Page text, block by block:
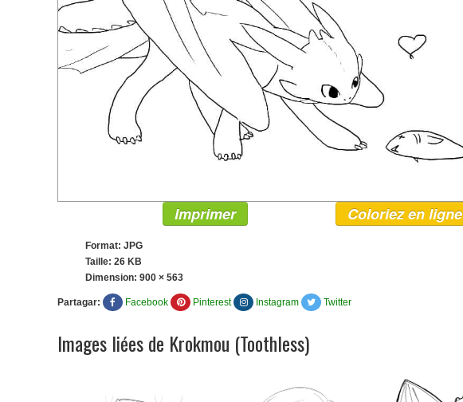
Imprimer Coloriez en ligne
Format: JPG
Taille: 26 KB
Dimension: 900 × 563
Partagar: Facebook Pinterest Instagram Twitter
Images liées de Krokmou (Toothless)